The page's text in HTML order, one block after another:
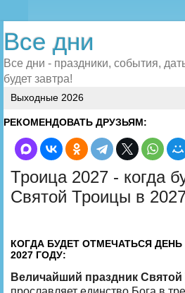
Все дни
Все дни - праздники, события,
будет завтра!
РЕКОМЕНДОВАТЬ ДРУЗЬЯМ:
Троица 2027 - когда
Святой Троицы в
КОГДА БУДЕТ ОТМЕЧАТЬСЯ
2027 ГОДУ:
Величайший праздник